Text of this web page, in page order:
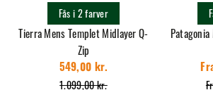
Tierra Mens Templet Midlayer Q-
Zip
1.099,00 kr.
549,00 kr.
Fås i 2 farver